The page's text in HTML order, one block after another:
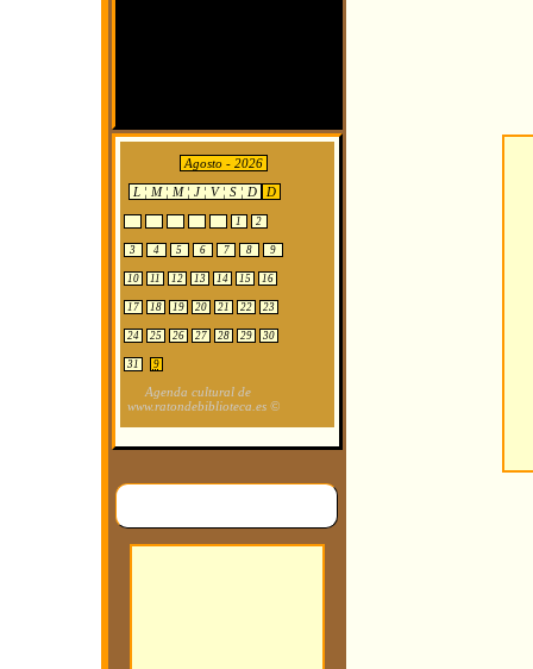
Agosto - 2026
L ¦ M ¦ M ¦ J ¦ V ¦ S ¦ D
D
1 2
3 4 5 6 7 8 9
10 11 12 13 14 15 16
17 18 19 20 21 22 23
24 25 26 27 28 29 30
31 9
Agenda cultural de
www.ratondebiblioteca.es ©